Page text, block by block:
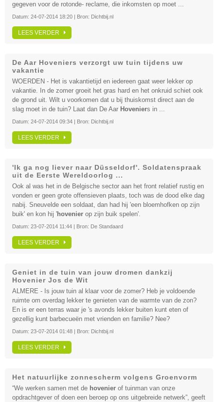
gegeven voor de rotonde- reclame, die inkomsten op moet ...
Datum: 24-07-2014 18:20 | Bron: Dichtbij.nl
LEES VERDER
De Aar Hoveniers verzorgt uw tuin tijdens uw
vakantie
WOERDEN - Het is vakantietijd en iedereen gaat weer lekker op
vakantie. In de zomer groeit het gras hard en het onkruid schiet ook
de grond uit. Wilt u voorkomen dat u bij thuiskomst direct aan de
slag moet in de tuin? Laat dan De Aar Hoveniers in ...
Datum: 24-07-2014 09:34 | Bron: Dichtbij.nl
LEES VERDER
'Ik ga nog liever naar Düsseldorf'. Soldatenspraak
uit de Eerste Wereldoorlog ...
Ook al was het in de Belgische sector aan het front relatief rustig en
vonden er geen grote offensieven plaats, toch was de dood elke dag
nabij. Sneuvelde een soldaat, dan had hij 'een bloemhofken op zijn
buik' en kon hij 'hovenier op zijn buik spelen'.
Datum: 23-07-2014 11:44 | Bron: De Standaard
LEES VERDER
Geniet in de tuin van jouw dromen dankzij
Hovenier Jos de Wit
ALMERE - Is jouw tuin al klaar voor de zomer? Heb je voldoende
ruimte om overdag lekker te genieten van de warmte van de zon?
En is er een terras waar je 's avonds lekker buiten kunt eten of
gezellig kunt barbecueën met vrienden en familie? Nee?
Datum: 23-07-2014 01:48 | Bron: Dichtbij.nl
LEES VERDER
Het natuurlijke zonnescherm volgens Groenvorm
“We werken samen met de hovenier of tuinman van onze
opdrachtgever of doen een beroep op ons uitgebreide netwerk”, geeft